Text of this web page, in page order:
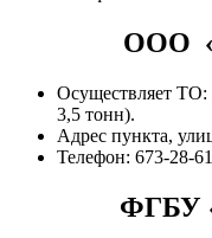
ООО
Осуществляет ТО:
3,5 тонн).
Адрес пункта,
Телефон: 673-28-
ФГБУ